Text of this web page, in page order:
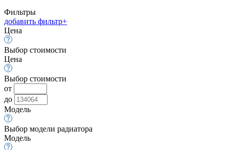
Фильтры
добавить фильтр+
Цена
Выбор стоимости
Цена
Выбор стоимости
от
до
Модель
Выбор модели радиатора
Модель